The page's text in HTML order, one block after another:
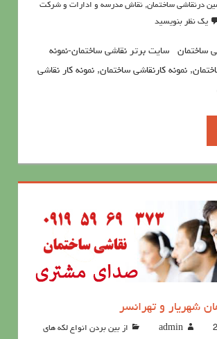
درنقاشي ساختمان, نقاش مدرسه و ادارات و شرکت
یک نظر بنویسید
ساختمان سايت برتر نقاشی ساختمان-نمونه
نمونه کارنقاشی ساختمان, نمونه کار نقاشی
شهریار و تهرانسر
admin از بین بردن انواع لکه های